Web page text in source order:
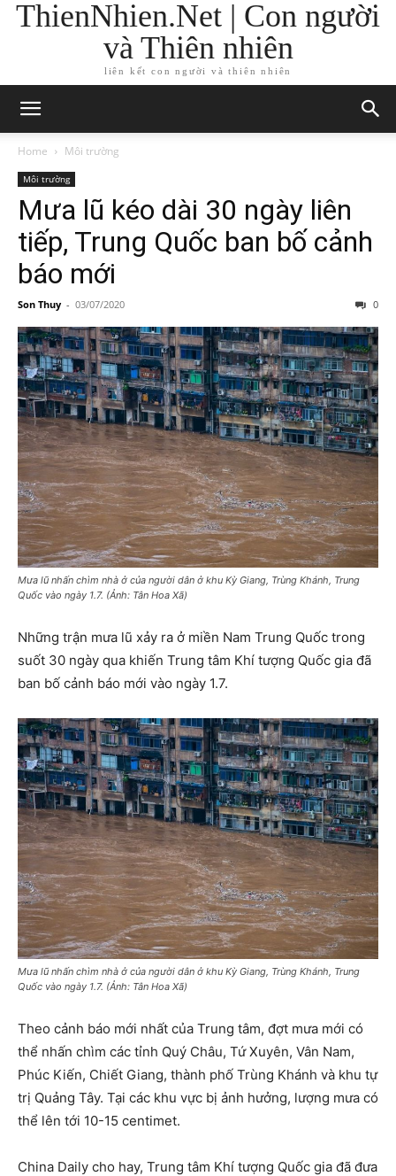
ThienNhien.Net | Con người
và Thiên nhiên
liên kết con người và thiên nhiên
Home Môi trường
Môi trường
Mưa lũ kéo dài 30 ngày liên
tiếp, Trung Quốc ban bố cảnh
báo mới
Son Thuy - 03/07/2020 0
Mưa lũ nhấn chìm nhà ở của người dân ở khu Kỳ Giang, Trùng Khánh, Trung
Quốc vào ngày 1.7. (Ảnh: Tân Hoa Xã)
Những trận mưa lũ xảy ra ở miền Nam Trung Quốc trong
suốt 30 ngày qua khiến Trung tâm Khí tượng Quốc gia đã
ban bố cảnh báo mới vào ngày 1.7.
Mưa lũ nhấn chìm nhà ở của người dân ở khu Kỳ Giang, Trùng Khánh, Trung
Quốc vào ngày 1.7. (Ảnh: Tân Hoa Xã)
Theo cảnh báo mới nhất của Trung tâm, đợt mưa mới có
thể nhấn chìm các tỉnh Quý Châu, Tứ Xuyên, Vân Nam,
Phúc Kiến, Chiết Giang, thành phố Trùng Khánh và khu tự
trị Quảng Tây. Tại các khu vực bị ảnh hưởng, lượng mưa có
thể lên tới 10-15 centimet.
China Daily cho hay, Trung tâm Khí tượng Quốc gia đã đưa